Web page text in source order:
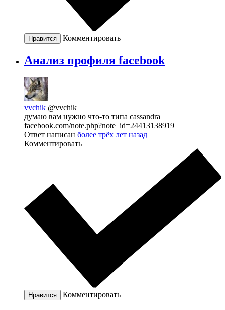
Нравится Комментировать
Анализ профиля facebook
vvchik @vvchik
думаю вам нужно что-то типа cassandra
facebook.com/note.php?note_id=24413138919
Ответ написан более трёх лет назад
Комментировать
Нравится Комментировать